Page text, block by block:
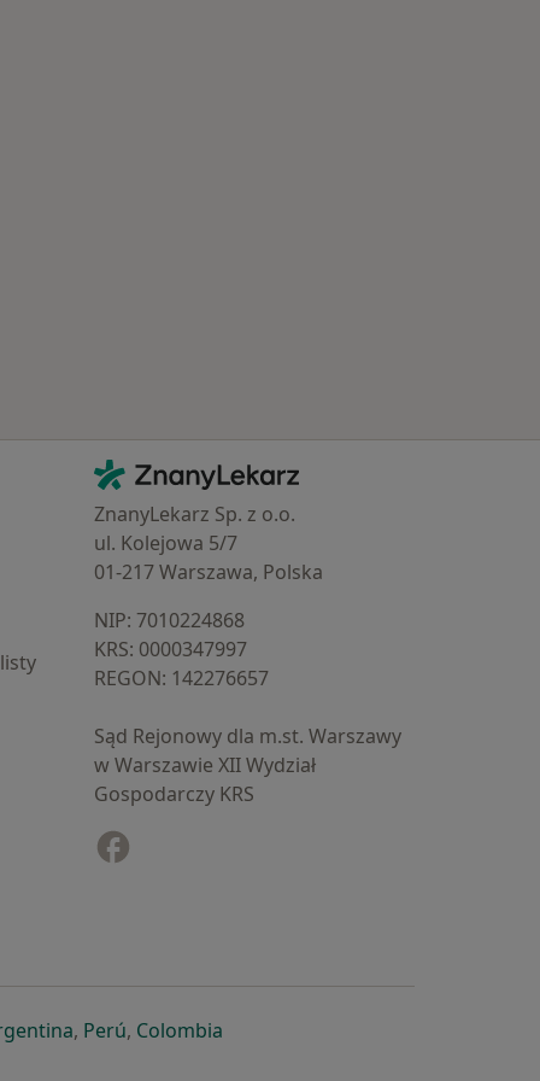
Kontakt
ZnanyLekarz - Strona główna
ZnanyLekarz Sp. z o.o.
ul. Kolejowa 5/7
01-217 Warszawa, Polska
NIP: ⁠7010224868
KRS: ⁠0000347997
REGON: ⁠142276657
Sąd Rejonowy dla m.st. Warszawy
w Warszawie XII Wydział
Gospodarczy KRS
karcie
w nowej karcie
się w nowej karcie
otwiera się w nowej karcie
, Perúotwiera się w nowej karcie
, Colombiaotwiera się w nowej karcie